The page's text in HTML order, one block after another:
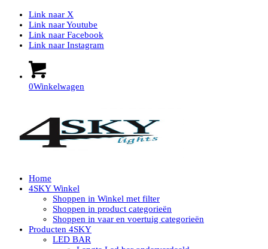
Link naar X
Link naar Youtube
Link naar Facebook
Link naar Instagram
0Winkelwagen
Home
4SKY Winkel
Shoppen in Winkel met filter
Shoppen in product categorieën
Shoppen in vaar en voertuig categorieën
Producten 4SKY
LED BAR